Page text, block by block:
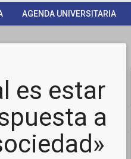
AGENDA UNIVERSITARIA
es estar
a